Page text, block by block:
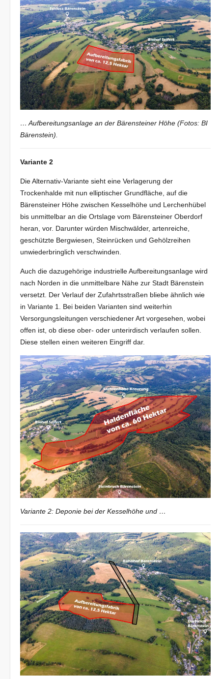
… Aufbereitungsanlage an der Bärensteiner Höhe (Fotos: BI
Bärenstein).
Variante 2
Die Alternativ-Variante sieht eine Verlagerung der
Trockenhalde mit nun elliptischer Grundfläche, auf die
Bärensteiner Höhe zwischen Kesselhöhe und Lerchenhübel
bis unmittelbar an die Ortslage vom Bärensteiner Oberdorf
heran, vor. Darunter würden Mischwälder, artenreiche,
geschützte Bergwiesen, Steinrücken und Gehölzreihen
unwiederbringlich verschwinden.
Auch die dazugehörige industrielle Aufbereitungsanlage wird
nach Norden in die unmittelbare Nähe zur Stadt Bärenstein
versetzt. Der Verlauf der Zufahrtsstraßen bliebe ähnlich wie
in Variante 1. Bei beiden Varianten sind weiterhin
Versorgungsleitungen verschiedener Art vorgesehen, wobei
offen ist, ob diese ober- oder unterirdisch verlaufen sollen.
Diese stellen einen weiteren Eingriff dar.
Variante 2: Deponie bei der Kesselhöhe und …